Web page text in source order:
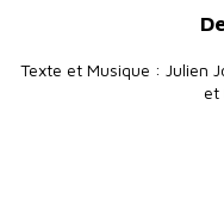
Texte et Musique : Julien
et